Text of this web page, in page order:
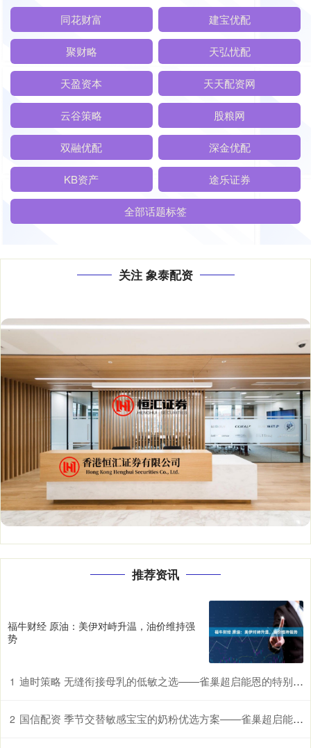
同花财富 建宝优配
聚财略 天弘忧配
天盈资本 天天配资网
云谷策略 股粮网
双融优配 深金优配
KB资产 途乐证券
全部话题标签
关注 象泰配资
推荐资讯
福牛财经 原油：美伊对峙升温，油价维持强
势
1 迪时策略 无缝衔接母乳的低敏之选——雀巢超启能恩的特别优势
2 国信配资 季节交替敏感宝宝的奶粉优选方案——雀巢超启能恩，守护脆弱肠胃